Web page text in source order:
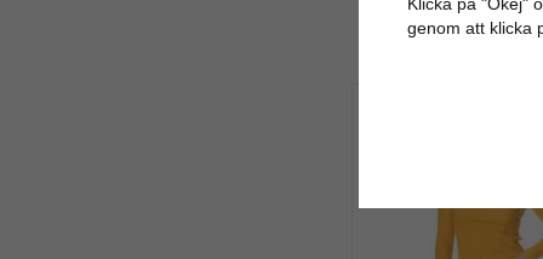
genom att klicka